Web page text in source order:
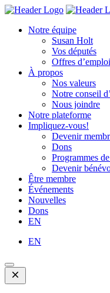
Skip
content
Homepage
Notre équipe
Susan Holt
Vos députés
Offres d’emploi
À propos
Nos valeurs
Notre conseil
Nous joindre
Notre plateforme
Impliquez-vous!
Devenir
Dons
Programmes
Devenir
Être membre
Événements
Nouvelles
Dons
EN
EN
Open
Mobile
Menu